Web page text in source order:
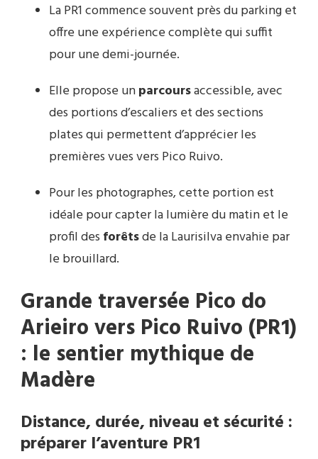
La PR1 commence souvent près du parking et
offre une expérience complète qui suffit
pour une demi-journée.
Elle propose unparcoursaccessible, avec
des portions d’escaliers et des sections
plates qui permettent d’apprécier les
premières vues vers Pico Ruivo.
Pour les photographes, cette portion est
idéale pour capter la lumière du matin et le
profil des forêtsde la Laurisilva envahie par
le brouillard.
Grande traversée Pico do
Arieiro vers Pico Ruivo (PR1)
: le sentier mythique de
Madère
Distance, durée, niveau et sécurité :
préparer l’aventure PR1